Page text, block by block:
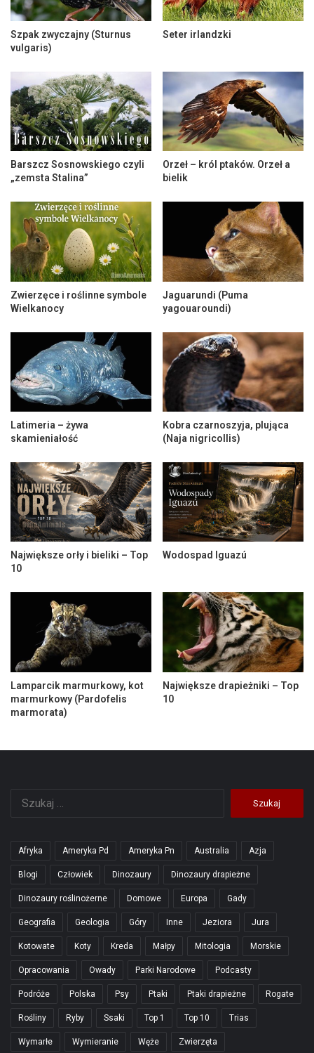
Szpak zwyczajny (Sturnus
vulgaris)
Seter irlandzki
Barszcz Sosnowskiego czyli
„zemsta Stalina”
Orzeł – król ptaków. Orzeł a
bielik
Zwierzęce i roślinne symbole
Wielkanocy
Jaguarundi (Puma
yagouaroundi)
Latimeria – żywa
skamieniałość
Kobra czarnoszyja, plująca
(Naja nigricollis)
Największe orły i bieliki – Top
10
Wodospad Iguazú
Lamparcik marmurkowy, kot
marmurkowy (Pardofelis
marmorata)
Największe drapieżniki – Top
10
Afryka Ameryka Pd Ameryka Pn Australia Azja
Blogi Człowiek Dinozaury Dinozaury drapieżne
Dinozaury roślinożerne Domowe Europa Gady
Geografia Geologia Góry Inne Jeziora Jura
Kotowate Koty Kreda Małpy Mitologia Morskie
Opracowania Owady Parki Narodowe Podcasty
Podróże Polska Psy Ptaki Ptaki drapieżne Rogate
Rośliny Ryby Ssaki Top 1 Top 10 Trias
Wymarłe Wymieranie Węże Zwierzęta